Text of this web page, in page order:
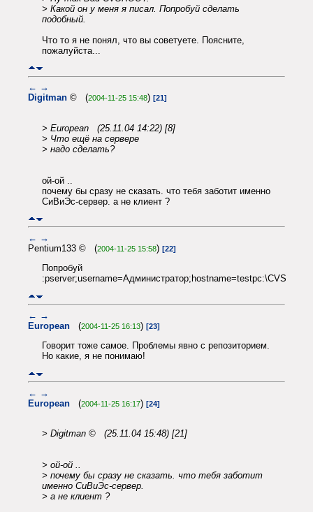
> Какой он у меня я писал. Попробуй сделать
подобный.
Что то я не понял, что вы советуете. Поясните,
пожалуйста...
← →
Digitman © (2004-11-25 15:48) [21]
> European (25.11.04 14:22) [8]
> Что ещё на сервере
> надо сделать?
ой-ой ..
почему бы сразу не сказать. что тебя заботит именно
СиВиЭс-сервер. а не клиент ?
← →
Pentium133 © (2004-11-25 15:58) [22]
Попробуй
:pserver;username=Администратор;hostname=testpc:\CVS
← →
European (2004-11-25 16:13) [23]
Говорит тоже самое. Проблемы явно с репозиторием.
Но какие, я не понимаю!
← →
European (2004-11-25 16:17) [24]
> Digitman © (25.11.04 15:48) [21]
> ой-ой ..
> почему бы сразу не сказать. что тебя заботит
именно СиВиЭс-сервер.
> а не клиент ?